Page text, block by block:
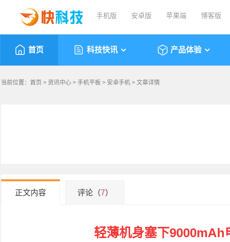
手机版 安卓版 苹果端 博客版
首页 科技快讯 产品体验
当前位置： 首页 > 资讯中心 > 手机平板 > 安卓手机 > 文章详情
正文内容 评论（7）
轻薄机身塞下